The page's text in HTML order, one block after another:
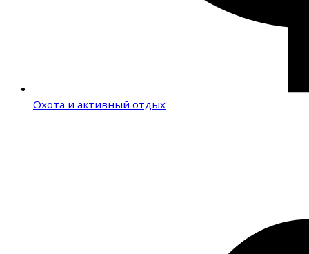
Охота и активный отдых